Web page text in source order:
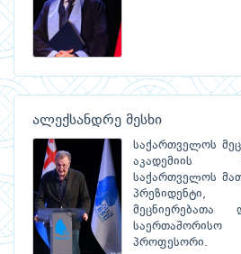
ალექსანდრე მესხი
საქართველოს
აკადემიის
საქართველოს
პრეზიდენტი,
მეცნიერებათა
პროფესორი.